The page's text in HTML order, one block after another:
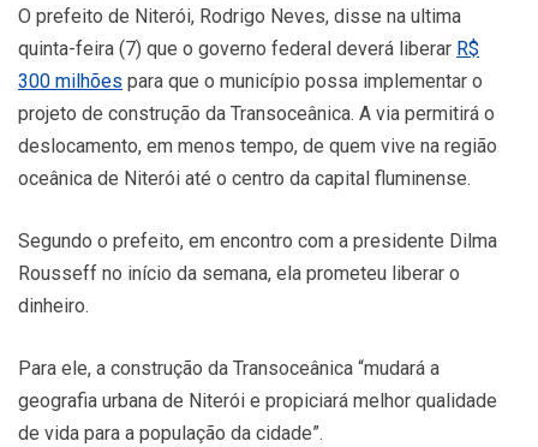
O prefeito de Niterói, Rodrigo Neves, disse na ultima
quinta-feira (7) que o governo federal deverá liberar R$
300 milhões para que o município possa implementar o
projeto de construção da Transoceânica. A via permitirá o
deslocamento, em menos tempo, de quem vive na região
oceânica de Niterói até o centro da capital fluminense.
Segundo o prefeito, em encontro com a presidente Dilma
Rousseff no início da semana, ela prometeu liberar o
dinheiro.
Para ele, a construção da Transoceânica “mudará a
geografia urbana de Niterói e propiciará melhor qualidade
de vida para a população da cidade”.